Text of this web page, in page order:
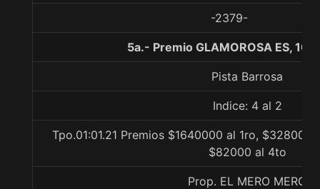
-2379-
5a.- Premio GLAMOROSA ES,
Pista Barrosa
Indice: 4 al 2
Tpo.01:01.21 Premios $1640000 al 1ro,
$82000 al 4to
Prop. EL MERO MERO